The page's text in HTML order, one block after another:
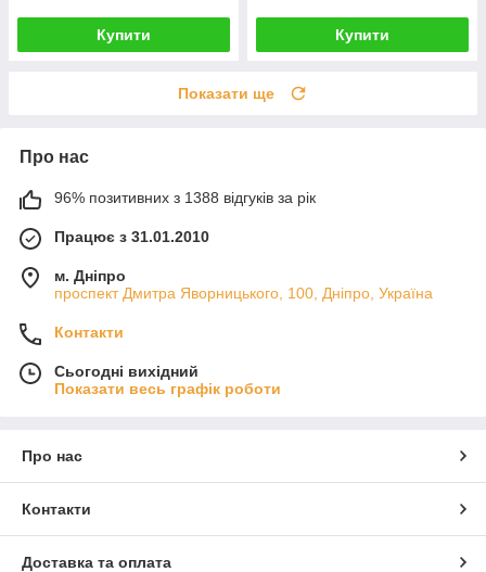
Купити Купити
Показати ще
Про нас
96% позитивних з 1388 відгуків за рік
Працює з 31.01.2010
м. Дніпро
проспект Дмитра Яворницького, 100, Дніпро, Україна
Контакти
Сьогодні вихідний
Показати весь графік роботи
Про нас
Контакти
Доставка та оплата